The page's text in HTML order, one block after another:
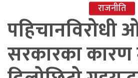
राजनीति
पहिचानविरोधी
सरकारका